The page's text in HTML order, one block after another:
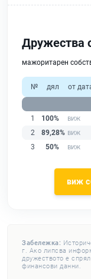
Дружества
мажоритарен
№ дял от
1
100%
2
89,28%
3
50%
виж
Забележка:
г. Ако липсва
дружеството е
финансови данни.